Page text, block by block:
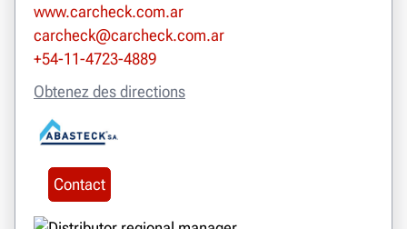
www.carcheck.com.ar
carcheck@carcheck.com.ar
+54-11-4723-4889
Obtenez des directions
Contact